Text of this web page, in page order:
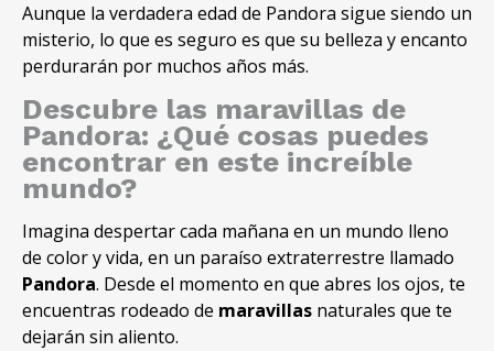
Aunque la verdadera edad de Pandora sigue siendo un
misterio, lo que es seguro es que su belleza y encanto
perdurarán por muchos años más.
Descubre las maravillas de
Pandora: ¿Qué cosas puedes
encontrar en este increíble
mundo?
Imagina despertar cada mañana en un mundo lleno
de color y vida, en un paraíso extraterrestre llamado
Pandora. Desde el momento en que abres los ojos, te
encuentras rodeado de maravillas naturales que te
dejarán sin aliento.